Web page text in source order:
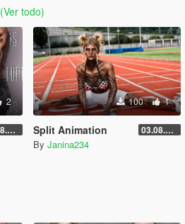
(Ver todo)
2
06.08.2026
100 1
Split Animation 03.08.2026
By Janina234